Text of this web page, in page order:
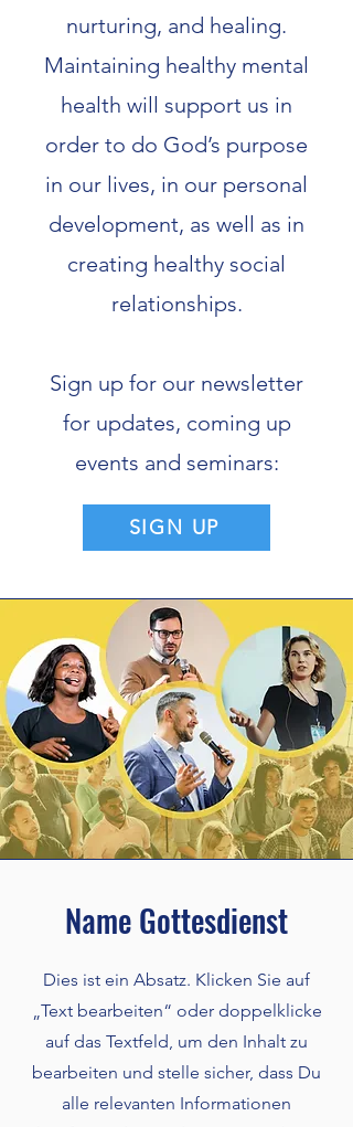
nurturing, and healing.
Maintaining healthy mental
health will support us in
order to do God’s purpose
in our lives, in our personal
development, as well as in
creating healthy social
relationships.
Sign up for our newsletter
for updates, coming up
events and seminars:
SIGN UP
Name Gottesdienst
Dies ist ein Absatz. Klicken Sie auf
„Text bearbeiten“ oder doppelklicke
auf das Textfeld, um den Inhalt zu
bearbeiten und stelle sicher, dass Du
alle relevanten Informationen